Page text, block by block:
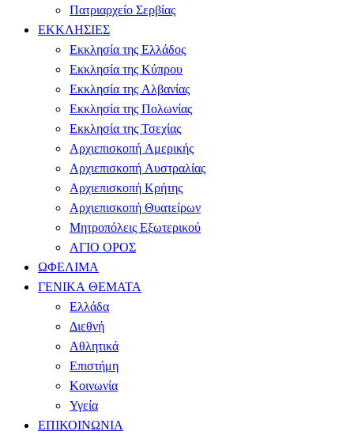
Πατριαρχείο Σερβίας
ΕΚΚΛΗΣΙΕΣ
Εκκλησία της Ελλάδος
Εκκλησία της Κύπρου
Εκκλησία της Αλβανίας
Εκκλησία της Πολωνίας
Εκκλησία της Τσεχίας
Αρχιεπισκοπή Αμερικής
Αρχιεπισκοπή Αυστραλίας
Αρχιεπισκοπή Κρήτης
Αρχιεπισκοπή Θυατείρων
Μητροπόλεις Εξωτερικού
ΑΓΙΟ ΟΡΟΣ
ΩΦΕΛΙΜΑ
ΓΕΝΙΚΑ ΘΕΜΑΤΑ
Ελλάδα
Διεθνή
Αθλητικά
Επιστήμη
Κοινωνία
Υγεία
ΕΠΙΚΟΙΝΩΝΙΑ